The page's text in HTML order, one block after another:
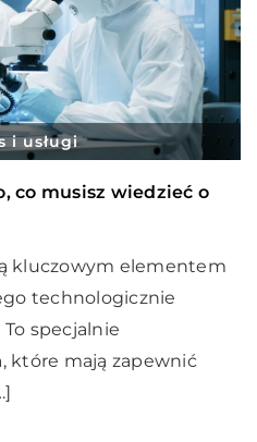
i usługi
co musisz wiedzieć o
kluczowym elementem
technologicznie
specjalnie
które mają zapewnić